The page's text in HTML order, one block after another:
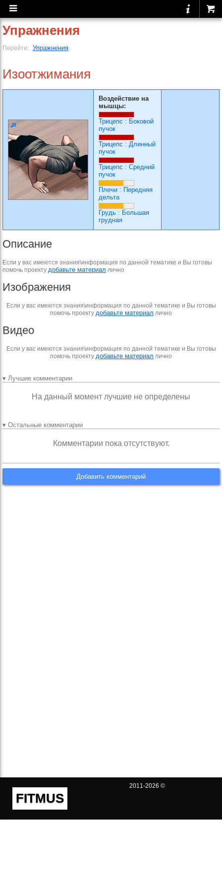
Упражнения
Перейти: Упражнения
Изоотжимания
Воздействие на
мышцы:
Трицепс : Боковой
пучок
Трицепс : Длинный
пучок
Трицепс : Средний
пучок
Плечи : Передняя
дельта
Грудь : Большая
грудная
Описание
Если у вас имеются знания\информация по данной тематике и Вы готовы
помочь проекту добавьте материал лично
Изображения
Если у вас имеются знания\информация по данной тематике и Вы готовы
помочь проекту добавьте материал лично
Видео
Если у вас имеются знания\информация по данной тематике и Вы готовы
помочь проекту добавьте материал лично
▾ Лучшие комментарии
На данный момент лучшие не определены
▾ Остальные комментарии
Комментарии пока отсутствуют.
Добавить комментарий
FITMUS
2011-2026 ©